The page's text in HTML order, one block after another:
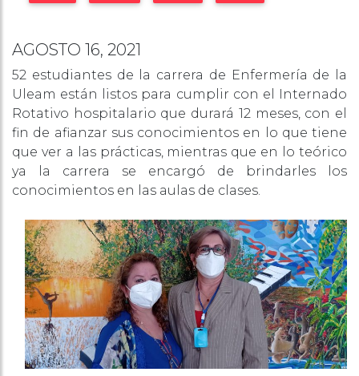
AGOSTO 16, 2021
52 estudiantes de la carrera de Enfermería de la
Uleam están listos para cumplir con el Internado
Rotativo hospitalario que durará 12 meses, con el
fin de afianzar sus conocimientos en lo que tiene
que ver a las prácticas, mientras que en lo teórico
ya la carrera se encargó de brindarles los
conocimientos en las aulas de clases.